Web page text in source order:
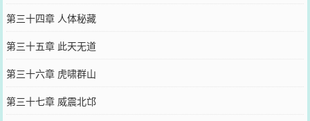
第三十四章 人体秘藏
第三十五章 此天无道
第三十六章 虎啸群山
第三十七章 威震北邙